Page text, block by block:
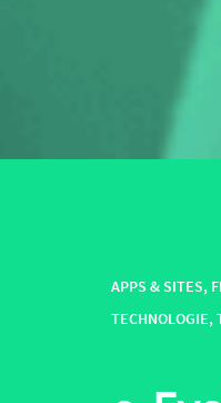
APPS & SITES,
TECHNOLOGIE,